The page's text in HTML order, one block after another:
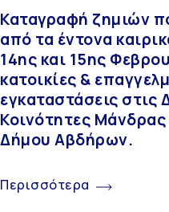
Καταγραφή ζημιών
από τα έντονα
14ης και 15ης
κατοικίες &
εγκαταστάσεις στις
Κοινότητες
Δήμου Αβδήρων.
Περισσότερα